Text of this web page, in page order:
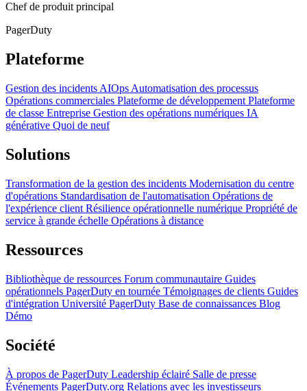
Chef de produit principal
PagerDuty
Plateforme
Gestion des incidents AIOps Automatisation des processus
Opérations commerciales Plateforme de développement Plateforme
de classe Entreprise Gestion des opérations numériques IA
générative Quoi de neuf
Solutions
Transformation de la gestion des incidents Modernisation du centre
d'opérations Standardisation de l'automatisation Opérations de
l'expérience client Résilience opérationnelle numérique Propriété de
service à grande échelle Opérations à distance
Ressources
Bibliothèque de ressources Forum communautaire Guides
opérationnels PagerDuty en tournée Témoignages de clients Guides
d'intégration Université PagerDuty Base de connaissances Blog
Démo
Société
À propos de PagerDuty Leadership éclairé Salle de presse
Événements PagerDuty.org Relations avec les investisseurs